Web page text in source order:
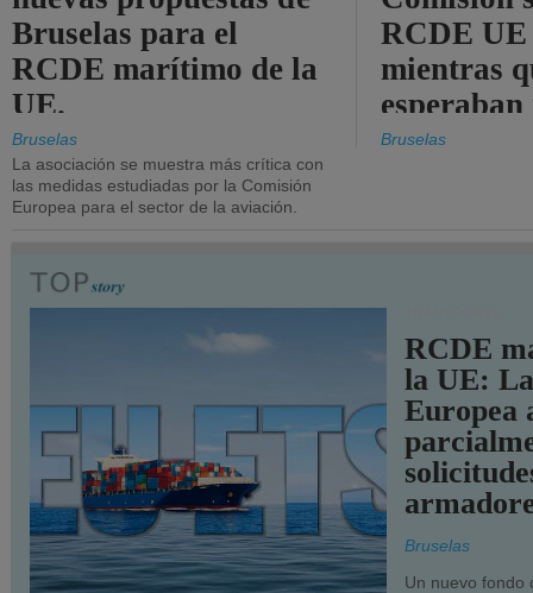
Bruselas para el
RCDE marítimo de la
UE.
Bruselas
La asociación se muestra más crítica con
las medidas estudiadas por la Comisión
Europea para el sector de la aviación.
RCDE
mientras
más
Bruselas
RCDE
la UE:
Europea
Bruselas
Un nuevo fondo